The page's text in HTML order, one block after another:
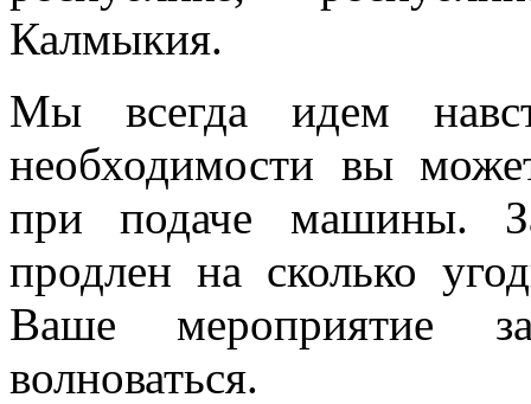
Калмыкия.
Мы всегда идем
необходимости вы
при подаче машины.
продлен на сколько
Ваше мероприятие
волноваться.